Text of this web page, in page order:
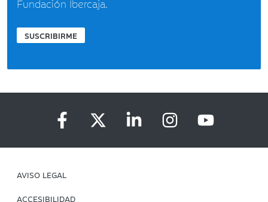
Fundación Ibercaja.
SUSCRIBIRME
AVISO LEGAL
ACCESIBILIDAD